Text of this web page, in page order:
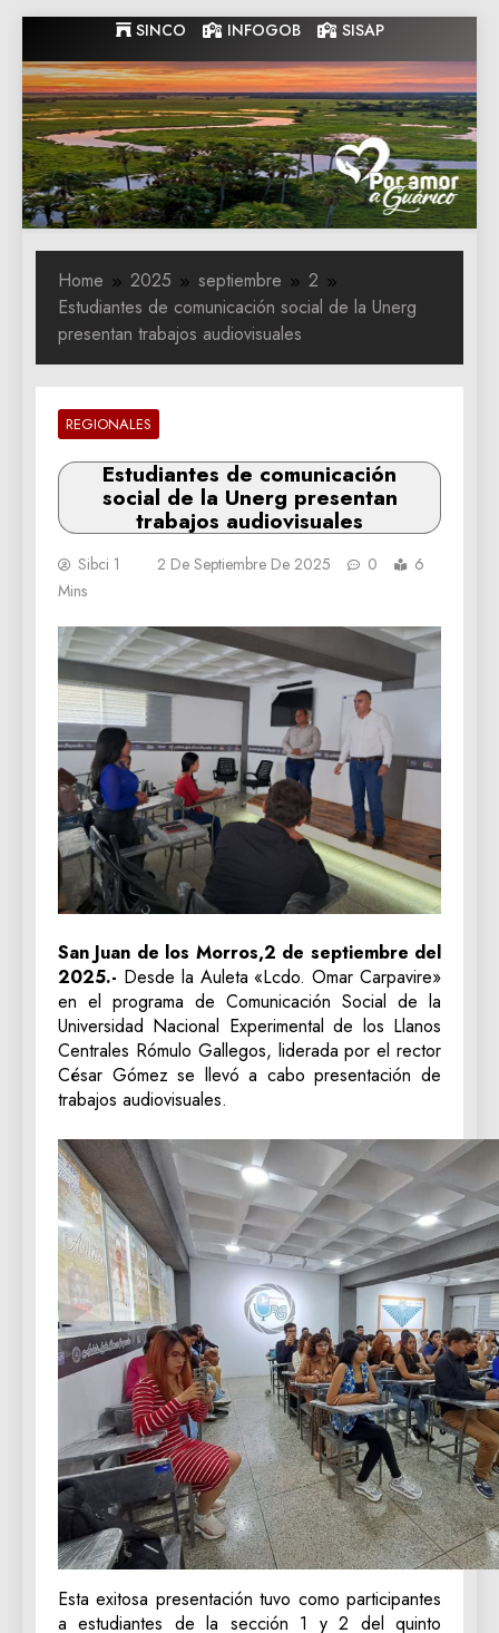
to
content
SINCO INFOGOB SISAP
Gobernacion
de Guarico
Gobernacion de Guarico
Home 2025 septiembre
2
Estudiantes de comunicación social de la Unerg
presentan trabajos audiovisuales
REGIONALES
Estudiantes de comunicación
social de la Unerg presentan
trabajos audiovisuales
Sibci 1 2 De Septiembre De 2025 0
6
Mins
San Juan de los Morros,2 de septiembre del
2025.- Desde la Auleta «Lcdo. Omar Carpavire»
en el programa de Comunicación Social de la
Universidad Nacional Experimental de los Llanos
Centrales Rómulo Gallegos, liderada por el rector
César Gómez se llevó a cabo presentación de
trabajos audiovisuales.
Esta exitosa presentación tuvo como participantes
a estudiantes de la sección 1 y 2 del quinto